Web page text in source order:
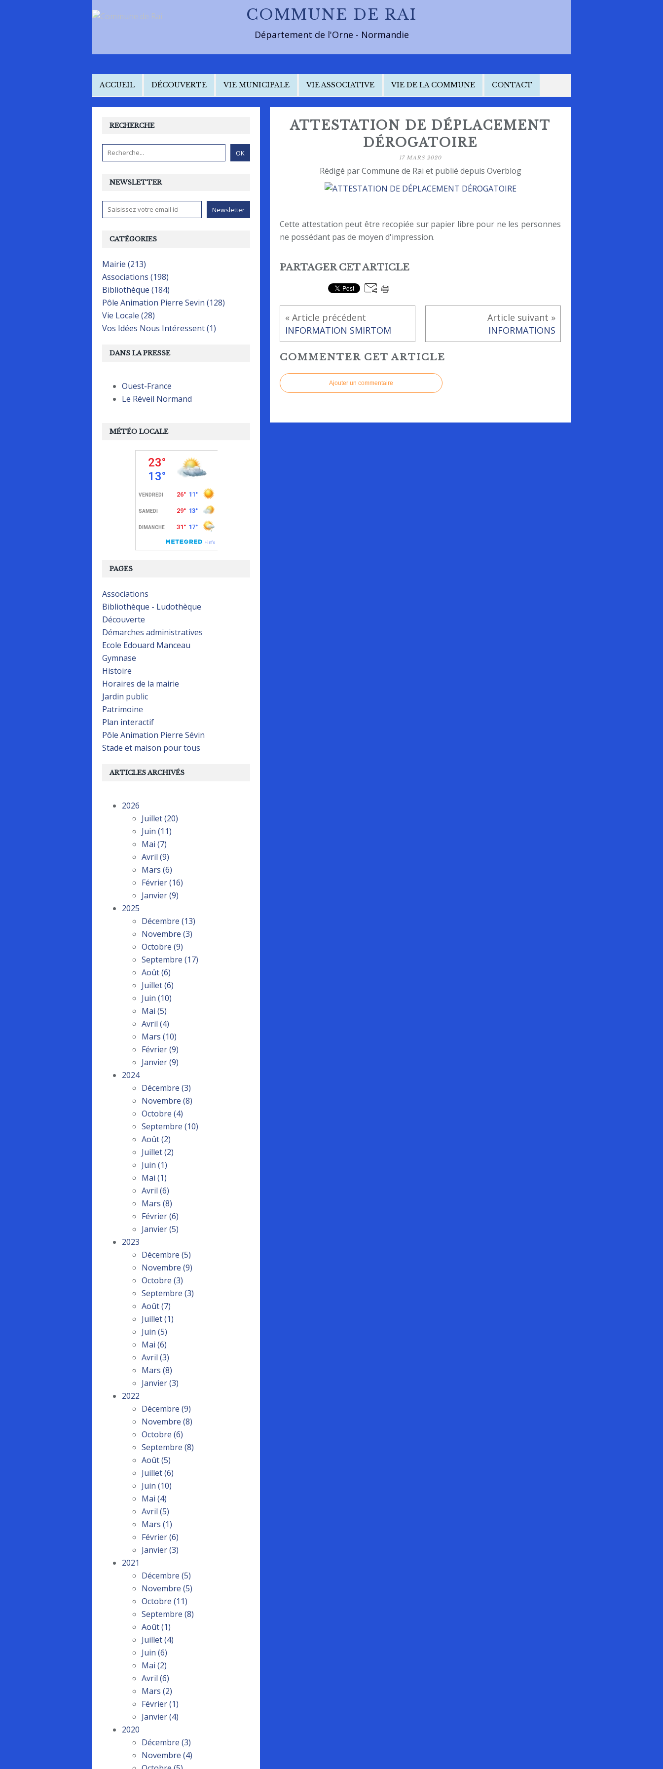
COMMUNE DE RAI
Département de l'Orne - Normandie
ACCUEIL DÉCOUVERTE VIE MUNICIPALE VIE ASSOCIATIVE VIE DE LA COMMUNE CONTACT
ATTESTATION DE DÉPLACEMENT
DÉROGATOIRE
17 MARS 2020
Rédigé par Commune de Rai et publié depuis Overblog
Cette attestation peut être recopiée sur papier libre pour ne les personnes
ne possédant pas de moyen d'impression.
PARTAGER CET ARTICLE
« Article précédent
INFORMATION SMIRTOM
Article suivant »
INFORMATIONS
COMMENTER CET ARTICLE
Ajouter un commentaire
NEWSLETTER
RECHERCHE
PAGES
Associations
Bibliothèque - Ludothèque
Découverte
Démarches administratives
Ecole Edouard Manceau
Gymnase
Histoire
Horaires de la mairie
Jardin public
Patrimoine
Plan interactif
Pôle Animation Pierre Sévin
Stade et maison pour tous
CATÉGORIES
Mairie (213)
Associations (198)
Bibliothèque (184)
Pôle Animation Pierre Sevin (128)
Vie Locale (28)
Vos Idées Nous Intéressent (1)
MÉTÉO LOCALE
DANS LA PRESSE
Ouest-France
Le Réveil Normand
ARTICLES ARCHIVÉS
2026
Juillet(20)
Juin (11)
Mai (7)
Avril (9)
Mars (6)
Février(16)
Janvier(9)
2025
Décembre (13)
Novembre (3)
Octobre (9)
Septembre (17)
Août(6)
Juillet(6)
Juin (10)
Mai (5)
Avril (4)
Mars (10)
Février(9)
Janvier(9)
2024
Décembre (3)
Novembre (8)
Octobre (4)
Septembre (10)
Août(2)
Juillet(2)
Juin (1)
Mai (1)
Avril (6)
Mars (8)
Février(6)
Janvier(5)
2023
Décembre (5)
Novembre (9)
Octobre (3)
Septembre (3)
Août(7)
Juillet(1)
Juin (5)
Mai (6)
Avril (3)
Mars (8)
Janvier(3)
2022
Décembre (9)
Novembre (8)
Octobre (6)
Septembre (8)
Août(5)
Juillet(6)
Juin (10)
Mai (4)
Avril (5)
Mars (1)
Février(6)
Janvier(3)
2021
Décembre (5)
Novembre (5)
Octobre (11)
Septembre (8)
Août(1)
Juillet(4)
Juin (6)
Mai (2)
Avril (6)
Mars (2)
Février(1)
Janvier(4)
2020
Décembre (3)
Novembre (4)